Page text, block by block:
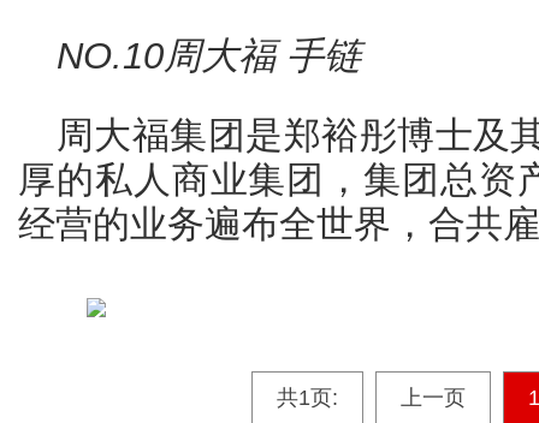
NO.10周大福 手链
周大福集团是郑裕彤博士及
厚的私人商业集团，集团总资
经营的业务遍布全世界，合共
共1页: 上一页 1